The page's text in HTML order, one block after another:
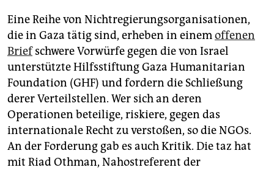
epaper login
Eine Reihe von Nichtregierungsorganisationen,
die in Gaza tätig sind, erheben in einemoffenen
Briefschwere Vorwürfe gegen die von Israel
unterstützte Hilfsstiftung Gaza Humanitarian
Foundation (GHF) und fordern die Schließung
derer Verteilstellen. Wer sich an deren
Operationen beteilige, riskiere, gegen das
internationale Recht zu verstoßen, so die NGOs.
An der Forderung gab es auch Kritik. Die taz hat
mit Riad Othman, Nahostreferent der